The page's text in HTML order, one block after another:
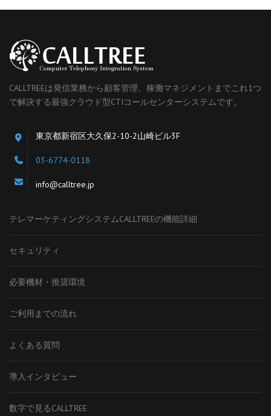
CALLTREEは発信業務から顧客管理、稼働マネジメントまでこれ1つ
で解決する最強クラウド型CTIコールセンターシステムです。
東京都新宿区大久保2-10-2山崎ビル3F
03-6774-0118
info@calltree.jp
テレマーケティングシステムCALLTREEの機能詳細
セキュリティ
必要機材・推奨環境
ご利用までの流れ
よくある質問
導入インタビュー
数字で見るCALLTREE